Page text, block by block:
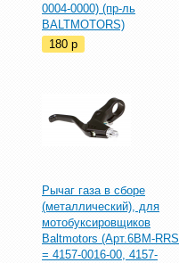
0004-0000) (пр-ль
BALTMOTORS)
180 p
Рычаг газа в сборе
(металлический), для
мотобуксировщиков
Baltmotors (Арт.6BM-RRS
= 4157-0016-00, 4157-